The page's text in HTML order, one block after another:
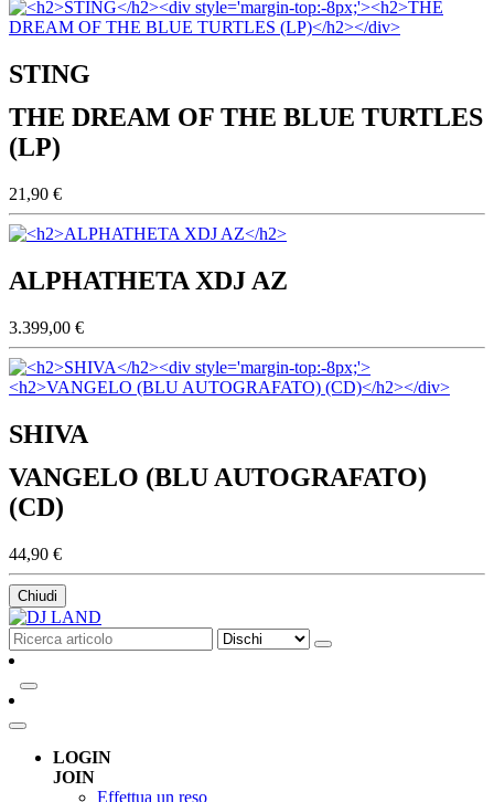
STING
THE DREAM OF THE BLUE TURTLES
(LP)
21,90 €
ALPHATHETA XDJ AZ
3.399,00 €
SHIVA
VANGELO (BLU AUTOGRAFATO)
(CD)
44,90 €
Chiudi
LOGIN
JOIN
Effettua un reso